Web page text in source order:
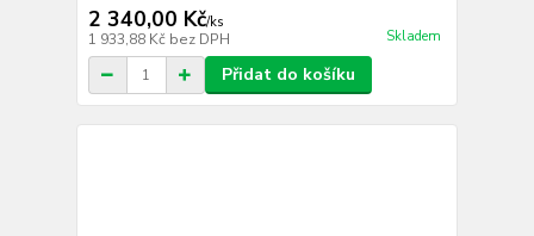
2 340,00 Kč/ks
1 933,88 Kč bez DPH Skladem
Přidat do košíku